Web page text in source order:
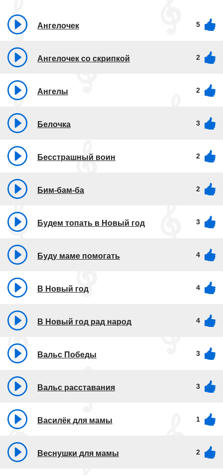
Ангелочек 5
Ангелочек со скрипкой 2
Ангелы 2
Белочка 3
Бесстрашный воин 2
Бим-бам-ба 2
Будем топать в Новый год 3
Буду маме помогать 4
В Новый год 4
В Новый год рад народ 4
Вальс Победы 3
Вальс расставания 3
Василёк для мамы 1
Веснушки для мамы 2